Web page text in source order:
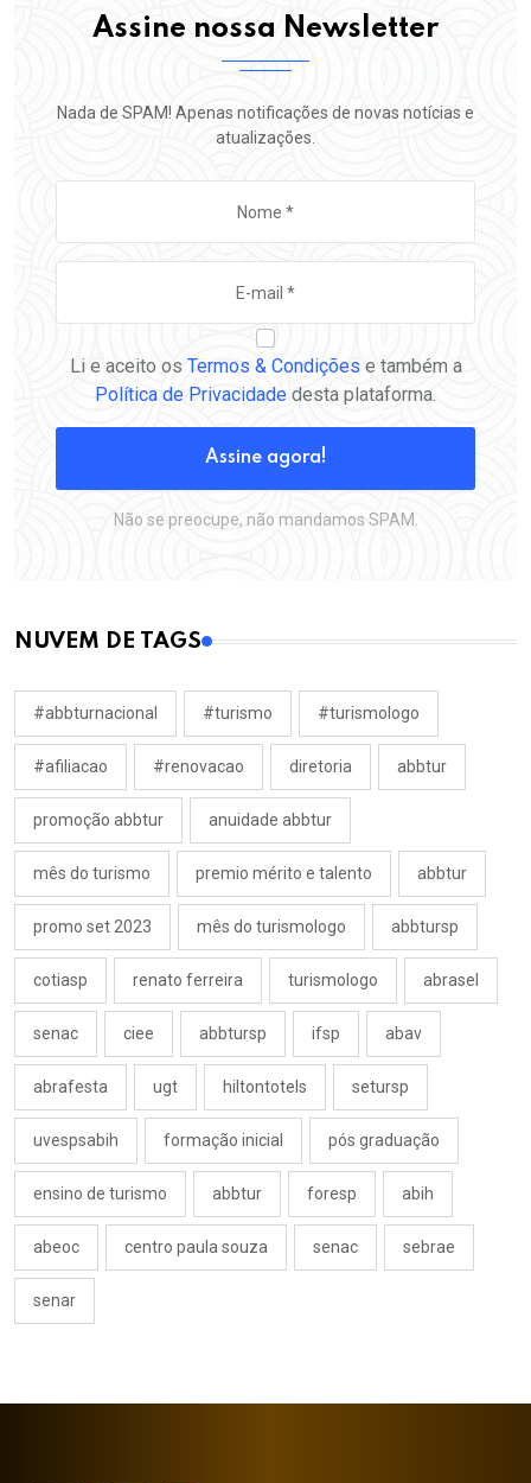
Assine nossa Newsletter
Nada de SPAM! Apenas notificações de novas notícias e
atualizações.
Li e aceito os Termos & Condições e também a
Política de Privacidade desta plataforma.
Assine agora!
Não se preocupe, não mandamos SPAM.
NUVEM DE TAGS
#abbturnacional #turismo #turismologo
#afiliacao #renovacao diretoria abbtur
promoção abbtur anuidade abbtur
mês do turismo premio mérito e talento abbtur
promo set 2023 mês do turismologo abbtursp
cotiasp renato ferreira turismologo abrasel
senac ciee abbtursp ifsp abav
abrafesta ugt hiltontotels setursp
uvespsabih formação inicial pós graduação
ensino de turismo abbtur foresp abih
abeoc centro paula souza senac sebrae
senar